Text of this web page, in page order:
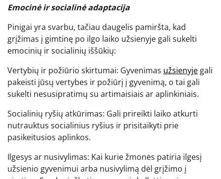
Emocinė ir socialinė adaptacija
Pinigai yra svarbu, tačiau daugelis pamiršta, kad
grįžimas į gimtinę po ilgo laiko užsienyje gali sukelti
emocinių ir socialinių iššūkių:
Vertybių ir požiūrio skirtumai: Gyvenimas užsienyje gali
pakeisti jūsų vertybes ir požiūrį į gyvenimą, o tai gali
sukelti nesusipratimų su artimaisiais ar aplinkiniais.
Socialinių ryšių atkūrimas: Gali prireikti laiko atkurti
nutrauktus socialinius ryšius ir prisitaikyti prie
pasikeitusios aplinkos.
Ilgesys ar nusivylimas: Kai kurie žmonės patiria ilgesį
užsienio gyvenimui arba nusivylimą dėl grįžimo į